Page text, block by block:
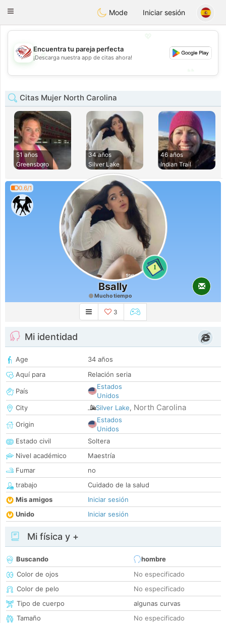
StatesDating
Toggle
Mode Iniciar sesión
💖
💕
Encuentra tu pareja perfecta
¡Descarga nuestra app de citas ahora!
Citas Mujer North Carolina
51 años
Greensboro
34 años
Silver Lake
46 años
Indian Trail
0.6/1
1
Bsally
Mucho tiempo
3
Mi identidad
Age
34 años
Aquí para
Relación seria
País
Estados
Unidos
City
Silver Lake, North Carolina
Origin
Estados
Unidos
Estado civil
Soltera
Nivel académico
Maestría
Fumar
no
trabajo
Cuidado de la salud
Mis amigos
Iniciar sesión
Unido
Iniciar sesión
Mi física y +
Buscando
hombre
Color de ojos
No especificado
Color de pelo
No especificado
Tipo de cuerpo
algunas curvas
Tamaño
No especificado